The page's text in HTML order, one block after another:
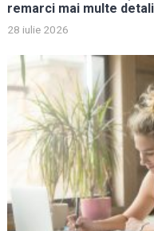
remarci mai multe
28 iulie 2026